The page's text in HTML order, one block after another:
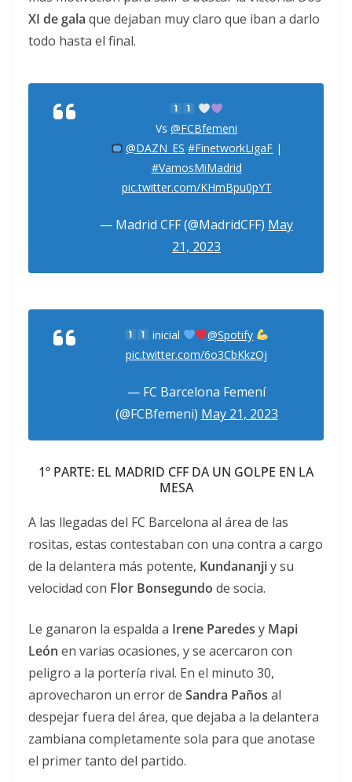
XI de gala que dejaban muy claro que iban a darlo
todo hasta el final.
Vs @FCBfemeni
@DAZN_ES #FinetworkLigaF |
#VamosMiMadrid
pic.twitter.com/KHmBpu0pYT
— Madrid CFF (@MadridCFF) May
21, 2023
inicial
@Spotify
pic.twitter.com/6o3CbKkzOj
— FC Barcelona Femení
(@FCBfemeni) May 21, 2023
1º PARTE: EL MADRID CFF DA UN GOLPE EN LA
MESA
A las llegadas del FC Barcelona al área de las
rositas, estas contestaban con una contra a cargo
de la delantera más potente, Kundananjiy su
velocidad con Flor Bonsegundo de socia.
Le ganaron la espalda a Irene Paredes y Mapi
León en varias ocasiones, y se acercaron con
peligro a la portería rival. En el minuto 30,
aprovecharon un error de Sandra Paños al
despejar fuera del área, que dejaba a la delantera
zambiana completamente sola para que anotase
el primer tanto del partido.